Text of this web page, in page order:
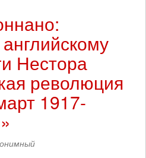
Нестора
революция
1917-